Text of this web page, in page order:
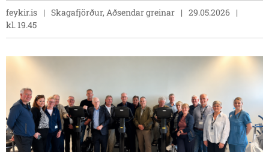
feykir.is Skagafjörður, Aðsendar greinar
29.05.2026
kl. 19.45